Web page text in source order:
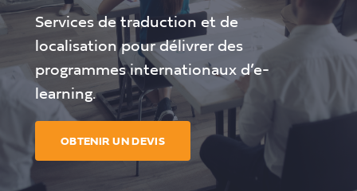
Services de traduction et de
localisation pour délivrer des
programmes internationaux d’e-
learning.
OBTENIR UN DEVIS